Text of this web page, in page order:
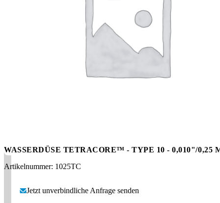
WASSERDÜSE TETRACORE™ - TYPE 10 - 0,010"/0,25
Artikelnummer: 1025TC
Jetzt unverbindliche Anfrage senden